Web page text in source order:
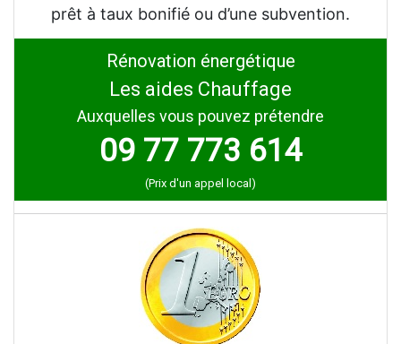
prêt à taux bonifié ou d’une subvention.
Rénovation énergétique
Les aides Chauffage
Auxquelles vous pouvez prétendre
09 77 773 614
(Prix d'un appel local)